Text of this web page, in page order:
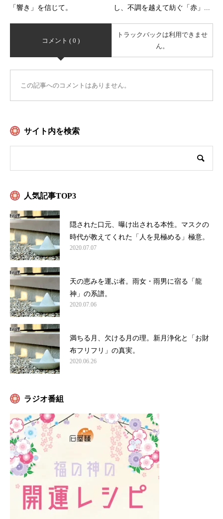
「響き」を信じて。
し、不調を越えて紡ぐ「赤」...
コメント ( 0 )
トラックバックは利用できませ
ん。
この記事へのコメントはありません。
サイト内を検索
人気記事TOP3
隠された口元、曝け出される本性。マスクの
時代が教えてくれた「人を見極める」極意。
2020.07.07
天の恵みを運ぶ者。雨女・雨男に宿る「龍
神」の系譜。
2020.07.06
満ちる月、欠ける月の理。新月浄化と「お財
布フリフリ」の真実。
2020.06.26
ラジオ番組